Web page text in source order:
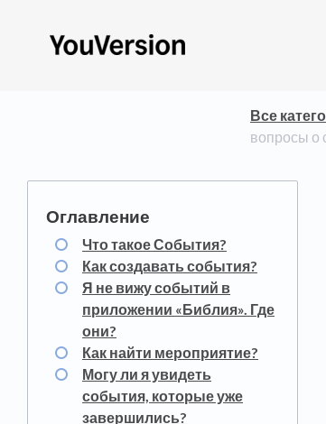
Все
вопросы о
Что такое События?
Как создавать события?
Я не вижу событий в
приложении «Библия». Где
они?
Как найти мероприятие?
Могу ли я увидеть
события, которые уже
завершились?